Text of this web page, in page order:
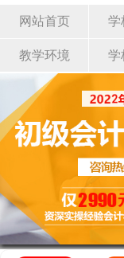
网站首页 学
教学环境 学